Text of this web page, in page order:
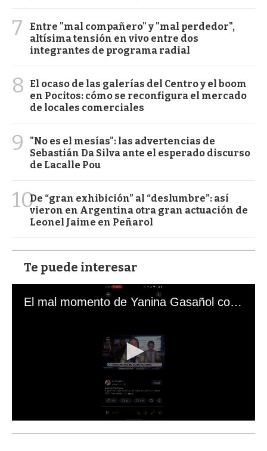
7
Entre "mal compañero" y "mal perdedor",
altísima tensión en vivo entre dos
integrantes de programa radial
8
El ocaso de las galerías del Centro y el boom
en Pocitos: cómo se reconfigura el mercado
de locales comerciales
9
"No es el mesías": las advertencias de
Sebastián Da Silva ante el esperado discurso
de Lacalle Pou
10De “gran exhibición” al “deslumbre”: así
vieron en Argentina otra gran actuación de
Leonel Jaime en Peñarol
Te puede interesar
El mal momento de Yanina Gasañol con un hincha argentino en "Subrayado"
s